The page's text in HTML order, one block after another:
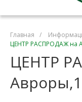
Главная /
ЦЕНТР РАСПРОДАЖ на
ЦЕНТР